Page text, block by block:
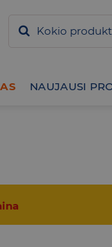
NAUJAUSI